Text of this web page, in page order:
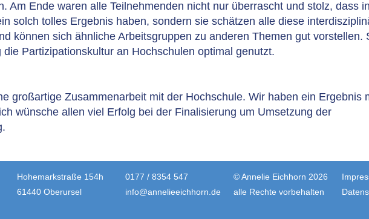
Am Ende waren alle Teilnehmenden nicht nur überrascht und stolz, dass in
solch tolles Ergebnis haben, sondern sie schätzen alle diese
können sich ähnliche Arbeitsgruppen zu anderen Themen gut vorstellen.
die Partizipationskultur an Hochschulen optimal genutzt.
großartige Zusammenarbeit mit der Hochschule. Wir haben ein Ergebnis
wünsche allen viel Erfolg bei der Finalisierung um Umsetzung der
Hohemarkstraße 154h
61440 Oberursel
0177 / 8354 547
info@annelieeichhorn.de
© Annelie Eichhorn 2026
alle Rechte vorbehalten